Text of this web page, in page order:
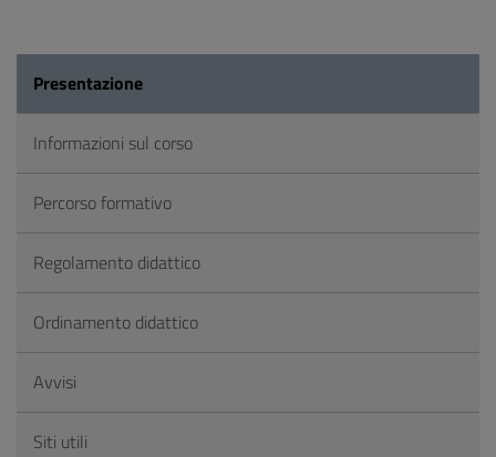
Presentazione
Informazioni sul corso
Percorso formativo
Regolamento didattico
Ordinamento didattico
Avvisi
Siti utili